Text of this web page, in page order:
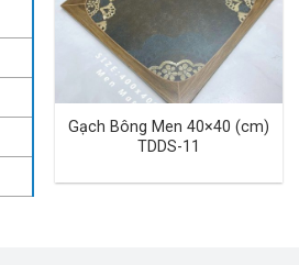
Gạch Bông Men 40×40 (cm)
TDDS-11